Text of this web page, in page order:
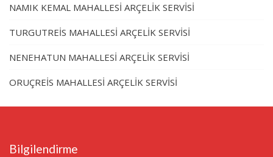
NAMIK KEMAL MAHALLESİ ARÇELİK SERVİSİ
TURGUTREİS MAHALLESİ ARÇELİK SERVİSİ
NENEHATUN MAHALLESİ ARÇELİK SERVİSİ
ORUÇREİS MAHALLESİ ARÇELİK SERVİSİ
Bilgilendirme